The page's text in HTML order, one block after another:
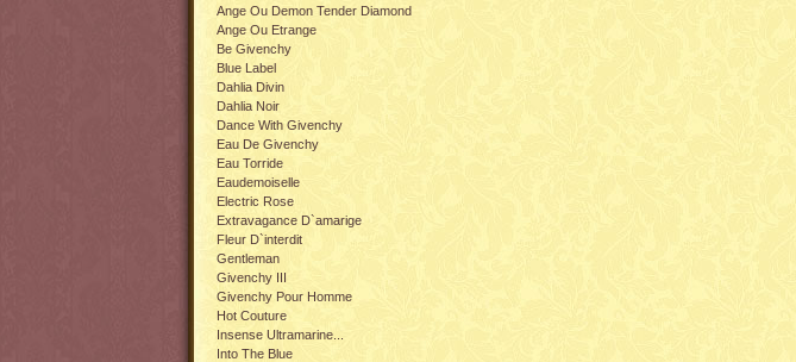
Ange Ou Demon Tender Diamond
Ange Ou Etrange
Be Givenchy
Blue Label
Dahlia Divin
Dahlia Noir
Dance With Givenchy
Eau De Givenchy
Eau Torride
Eaudemoiselle
Electric Rose
Extravagance D`amarige
Fleur D`interdit
Gentleman
Givenchy III
Givenchy Pour Homme
Hot Couture
Insense Ultramarine...
Into The Blue